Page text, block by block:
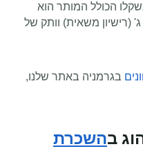
הכולל המותר הוא
ג' (רישיון משאית) וותק של
בגרמניה באתר שלנו,
בהשכרת